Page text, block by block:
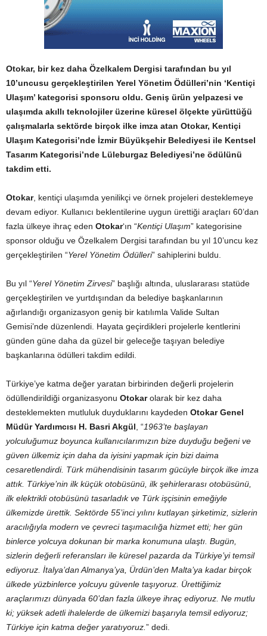
Otokar, bir kez daha Özelkalem Dergisi tarafından bu yıl
10’uncusu gerçekleştirilen Yerel Yönetim Ödülleri’nin ‘Kentiçi
Ulaşım’ kategorisi sponsoru oldu. Geniş ürün yelpazesi ve
ulaşımda akıllı teknolojiler üzerine küresel ölçekte yürüttüğü
çalışmalarla sektörde birçok ilke imza atan Otokar, Kentiçi
Ulaşım Kategorisi’nde İzmir Büyükşehir Belediyesi ile Kentsel
Tasarım Kategorisi’nde Lüleburgaz Belediyesi’ne ödülünü
takdim etti.
Otokar, kentiçi ulaşımda yenilikçi ve örnek projeleri desteklemeye
devam ediyor. Kullanıcı beklentilerine uygun ürettiği araçları 60’dan
fazla ülkeye ihraç eden Otokar‘ın “Kentiçi Ulaşım” kategorisine
sponsor olduğu ve Özelkalem Dergisi tarafından bu yıl 10’uncu kez
gerçekleştirilen “Yerel Yönetim Ödülleri” sahiplerini buldu.
Bu yıl “Yerel Yönetim Zirvesi” başlığı altında, uluslararası statüde
gerçekleştirilen ve yurtdışından da belediye başkanlarının
ağırlandığı organizasyon geniş bir katılımla Valide Sultan
Gemisi’nde düzenlendi. Hayata geçirdikleri projelerle kentlerini
günden güne daha da güzel bir geleceğe taşıyan belediye
başkanlarına ödülleri takdim edildi.
Türkiye’ye katma değer yaratan birbirinden değerli projelerin
ödüllendirildiği organizasyonu Otokarolarak bir kez daha
desteklemekten mutluluk duyduklarını kaydeden Otokar Genel
Müdür Yardımcısı H. Basri Akgül , “1963’te başlayan
yolculuğumuz boyunca kullanıcılarımızın bize duyduğu beğeni ve
güven ülkemiz için daha da iyisini yapmak için bizi daima
cesaretlendirdi. Türk mühendisinin tasarım gücüyle birçok ilke imza
attık. Türkiye’nin ilk küçük otobüsünü, ilk şehirlerarası otobüsünü,
ilk elektrikli otobüsünü tasarladık ve Türk işçisinin emeğiyle
ülkemizde ürettik. Sektörde 55’inci yılını kutlayan şirketimiz, sizlerin
aracılığıyla modern ve çevreci taşımacılığa hizmet etti; her gün
binlerce yolcuya dokunan bir marka konumuna ulaştı. Bugün,
sizlerin değerli referansları ile küresel pazarda da Türkiye’yi temsil
ediyoruz. İtalya’dan Almanya’ya, Ürdün’den Malta’ya kadar birçok
ülkede yüzbinlerce yolcuyu güvenle taşıyoruz. Ürettiğimiz
araçlarımızı dünyada 60’dan fazla ülkeye ihraç ediyoruz. Ne mutlu
ki; yüksek adetli ihalelerde de ülkemizi başarıyla temsil ediyoruz;
Türkiye için katma değer yaratıyoruz. ” dedi.